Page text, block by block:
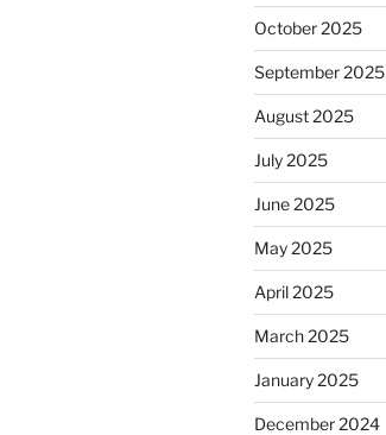
October 2025
September 2025
August 2025
July 2025
June 2025
May 2025
April 2025
March 2025
January 2025
December 2024